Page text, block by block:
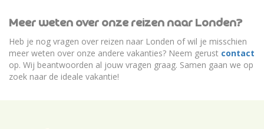
Meer weten over onze reizen naar Londen?
Heb je nog vragen over reizen naar Londen of wil je misschien
meer weten over onze andere vakanties? Neem gerust contact
op. Wij beantwoorden al jouw vragen graag. Samen gaan we op
zoek naar de ideale vakantie!